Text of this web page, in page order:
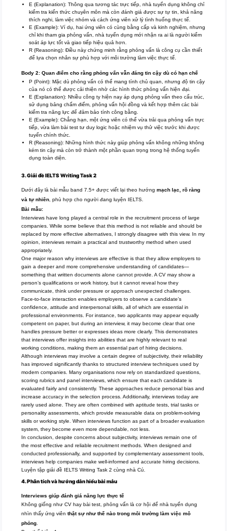
E (Explanation): Thông qua tương tác trực tiếp, nhà tuyển dụng không chỉ
kiểm tra kiến thức chuyên môn mà còn đánh giá được sự tự tin, khả năng
thích nghi, làm việc nhóm và cách ứng viên xử lý tình huống thực tế.
E (Example): Ví dụ, hai ứng viên có cùng bằng cấp và kinh nghiệm, nhưng
chỉ khi tham gia phỏng vấn, nhà tuyển dụng mới nhận ra ai là người kiểm
soát áp lực tốt và giao tiếp hiệu quả hơn.
R (Reasoning): Điều này chứng minh rằng phỏng vấn là công cụ cần thiết
để lựa chọn nhân sự phù hợp với môi trường làm việc thực tế.
Body 2: Quan điểm cho rằng phỏng vấn vẫn đáng tin cậy dù có hạn chế
P (Point): Mặc dù phỏng vấn có thể mang tính chủ quan, nhưng độ tin cậy
của nó có thể được cải thiện nhờ các hình thức phỏng vấn hiện đại.
E (Explanation): Nhiều công ty hiện nay áp dụng phỏng vấn theo cấu trúc,
sử dụng bảng chấm điểm, phỏng vấn hội đồng và kết hợp thêm các bài
kiểm tra năng lực để đảm bảo tính công bằng.
E (Example): Chẳng hạn, một ứng viên có thể vừa trải qua phỏng vấn trực
tiếp, vừa làm bài test tư duy logic hoặc nhiệm vụ thử việc trước khi được
tuyển chính thức.
R (Reasoning): Những hình thức này giúp phỏng vấn không những không
kém tin cậy mà còn trở thành một phần quan trọng trong hệ thống tuyển
dụng toàn diện.
3. Giải đề IELTS Writing Task 2
Dưới đây là bài mẫu band 7.5+ được viết lại theo hướngmạch lạc, rõ ràng
và tự nhiên , phù hợp cho người đang luyện IELTS.
Bài mẫu:
Interviews have long played a central role in the recruitment process of large
companies. While some believe that this method is not reliable and should be
replaced by more effective alternatives, I strongly disagree with this view. In my
opinion, interviews remain a practical and trustworthy method when used
appropriately.
One major reason why interviews are effective is that they allow employers to
gain a deeper and more comprehensive understanding of candidates—
something that written documents alone cannot provide. A CV may show a
person’s qualifications or work history, but it cannot reveal how they
communicate, think under pressure or approach unexpected challenges.
Face-to-face interaction enables employers to observe a candidate’s
confidence, attitude and interpersonal skills, all of which are essential in
professional environments. For instance, two applicants may appear equally
competent on paper, but during an interview, it may become clear that one
handles pressure better or expresses ideas more clearly. This demonstrates
that interviews offer insights into abilities that are highly relevant to real
working conditions, making them an essential part of hiring decisions.
Although interviews may involve a certain degree of subjectivity, their reliability
has improved significantly thanks to structured interview techniques used by
modern companies. Many organisations now rely on standardized questions,
scoring rubrics and panel interviews, which ensure that each candidate is
evaluated fairly and consistently. These approaches reduce personal bias and
increase accuracy in the selection process. Additionally, interviews today are
rarely used alone. They are often combined with aptitude tests, trial tasks or
personality assessments, which provide measurable data on problem-solving
skills or working style. When interviews function as part of a broader evaluation
system, they become even more dependable, not less.
In conclusion, despite concerns about subjectivity, interviews remain one of
the most effective and reliable recruitment methods. When designed and
conducted professionally, and supported by complementary assessment tools,
interviews help companies make well-informed and accurate hiring decisions.
Luyện tập giải đề IELTS Writing Task 2 cùng nhà Cú.
4. Phân tích và hướng dẫn hiểu bài mẫu
Interviews giúp đánh giá năng lực thực tế
Không giống như CV hay bài test, phỏng vấn là cơ hội để nhà tuyển dụng
nhìn thấy ứng viênthật sự như thế nào trong môi trường làm việc mô
phỏng